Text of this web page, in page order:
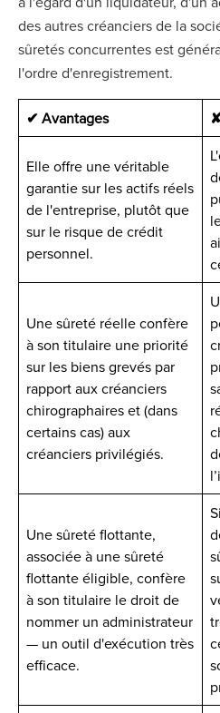
des autres créanciers de la
sûretés concurrentes est
l'ordre d'enregistrement.
✔ Avantages
Elle offre une véritable
garantie sur les actifs réels
de l'entreprise, plutôt que
sur le risque de crédit
personnel.
Une sûreté réelle confère
à son titulaire une priorité
sur les biens grevés par
rapport aux créanciers
chirographaires et (dans
certains cas) aux
créanciers privilégiés.
Une sûreté flottante,
associée à une sûreté
flottante éligible, confère
à son titulaire le droit de
nommer un administrateur
— un outil d'exécution très
efficace.